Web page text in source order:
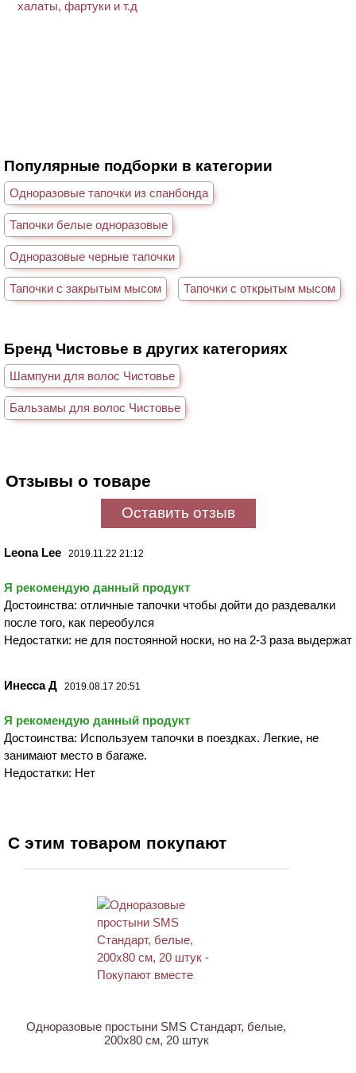
Популярные подборки в категории
Одноразовые тапочки из спанбонда
Тапочки белые одноразовые
Одноразовые черные тапочки
Тапочки с закрытым мысом Тапочки с открытым мысом
Бренд Чистовье в других категориях
Шампуни для волос Чистовье
Бальзамы для волос Чистовье
Отзывы о товаре
Оставить отзыв
Leona Lee 2019.11.22 21:12
Я рекомендую данный продукт
Достоинства: отличные тапочки чтобы дойти до раздевалки
после того, как переобулся
Недостатки: не для постоянной носки, но на 2-3 раза выдержат
Инесса Д 2019.08.17 20:51
Я рекомендую данный продукт
Достоинства: Используем тапочки в поездках. Легкие, не
занимают место в багаже.
Недостатки: Нет
С этим товаром покупают
Одноразовые простыни SMS Стандарт, белые,
200х80 см, 20 штук